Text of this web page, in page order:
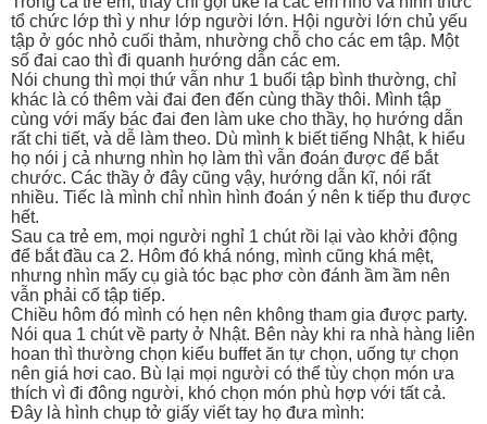
tổ chức lớp thì y như lớp người lớn. Hội người lớn chủ yếu
tập ở góc nhỏ cuối thảm, nhường chỗ cho các em tập. Một
số đai cao thì đi quanh hướng dẫn các em.
Nói chung thì mọi thứ vẫn như 1 buổi tập bình thường, chỉ
khác là có thêm vài đai đen đến cùng thầy thôi. Mình tập
cùng với mấy bác đai đen làm uke cho thầy, họ hướng dẫn
rất chi tiết, và dễ làm theo. Dù mình k biết tiếng Nhật, k hiểu
họ nói j cả nhưng nhìn họ làm thì vẫn đoán được để bắt
chước. Các thầy ở đây cũng vậy, hướng dẫn kĩ, nói rất
nhiều. Tiếc là mình chỉ nhìn hình đoán ý nên k tiếp thu được
hết.
Sau ca trẻ em, mọi người nghỉ 1 chút rồi lại vào khởi động
để bắt đầu ca 2. Hôm đó khá nóng, mình cũng khá mệt,
nhưng nhìn mấy cụ già tóc bạc phơ còn đánh ầm ầm nên
vẫn phải cố tập tiếp.
Chiều hôm đó mình có hẹn nên không tham gia được party.
Nói qua 1 chút về party ở Nhật. Bên này khi ra nhà hàng liên
hoan thì thường chọn kiểu buffet ăn tự chọn, uống tự chọn
nên giá hơi cao. Bù lại mọi người có thể tùy chọn món ưa
thích vì đi đông người, khó chọn món phù hợp với tất cả.
Đây là hình chụp tở giấy viết tay họ đưa mình: